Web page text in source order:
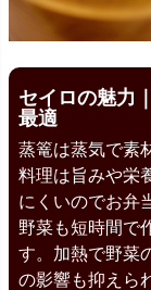
セイロの魅力
最適
蒸篭は蒸気で素
料理は旨みや栄
にくいのでお弁
野菜も短時間で
す。加熱で野菜
の影響も抑えら